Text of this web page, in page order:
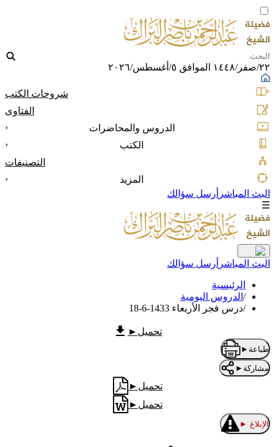
٢٢/صفر/١٤٤٨ الموافق ٥/أغسطس/٢٠٢٦
شروحات الكتب
الفتاوى
الدروس والمحاضرات
‹
الكتب
‹
التصنيفات
المزيد
‹
البث المباشر أرسل سؤالك
☰
البث المباشر أرسل سؤالك
الرئيسية
/ الدروس اليومية
/درس فجر الأربعاء 1433-6-18
تحميل ►
طباعة ►
مشاركة ►
تحميل ►
تحميل ►
الإبلاغ ►